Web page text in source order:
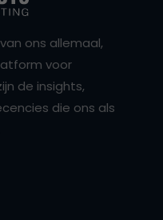
ons allemaal,
voor
de insights,
die ons als